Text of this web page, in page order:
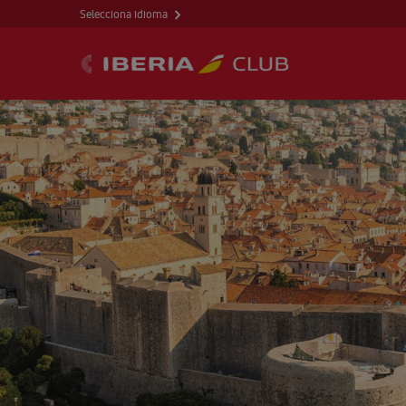
Selecciona idioma